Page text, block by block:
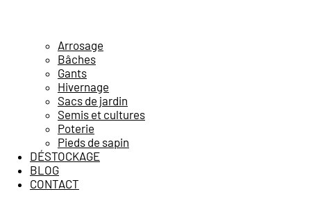
Arrosage
Bâches
Gants
Hivernage
Sacs de jardin
Semis et cultures
Poterie
Pieds de sapin
DÉSTOCKAGE
BLOG
CONTACT